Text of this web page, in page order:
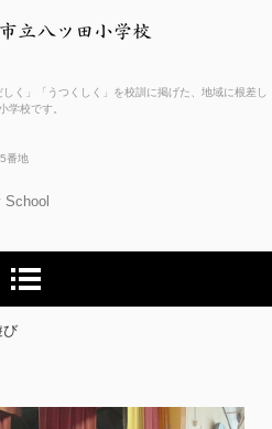
ツ田小学校
く」「うつくしく」を校訓に掲げた、地域に根差し
学校です。
番地
び